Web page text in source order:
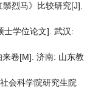
烈马》比较研究[J].
士学位论文]. 武汉:
卷[M]. 济南: 山东教
会科学院研究生院